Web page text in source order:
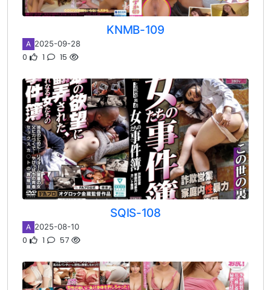
KNMB-109
A 2025-09-28
0 1 15
SQIS-108
A 2025-08-10
0 1 57